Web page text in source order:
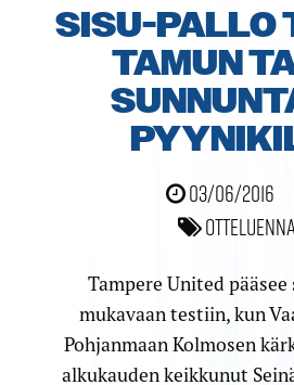
SISU-PALLO
TAMUN
03/06/2016
Tampere United pääsee
mukavaan testiin, kun
Pohjanmaan Kolmosen
alkukauden keikkunut